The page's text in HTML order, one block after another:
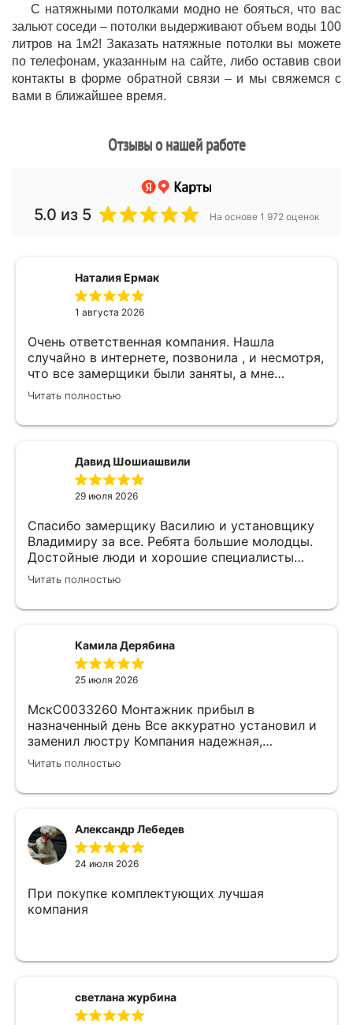
С натяжными потолками модно не бояться, что вас
зальют соседи – потолки выдерживают объем воды 100
литров на 1м2! Заказать натяжные потолки вы можете
по телефонам, указанным на сайте, либо оставив свои
контакты в форме обратной связи – и мы свяжемся с
вами в ближайшее время.
Отзывы о нашей работе
5.0 из 5 На основе 1 972 оценок
Наталия Ермак
1 августа 2026
Очень ответственная компания. Нашла
случайно в интернете, позвонила , и несмотря,
что все замерщики были заняты, а мне
улетать, очень оперативно помогли. Был
замерщик Денис, потрясающий парень, все
Читать полностью
Давид Шошиашвили
29 июля 2026
Спасибо замерщику Василию и установщику
Владимиру за все. Ребята большие молодцы.
Достойные люди и хорошие специалисты
своего дела. Молодцы просто, нет слов.
Читать полностью
Камила Дерябина
25 июля 2026
МскС0033260 Монтажник прибыл в
назначенный день Все аккуратно установил и
заменил люстру Компания надежная,
изначально был заключен договор с
замерщиком Делают приятные скидки Не
Читать полностью
Александр Лебедев
24 июля 2026
При покупке комплектующих лучшая
компания
светлана журбина